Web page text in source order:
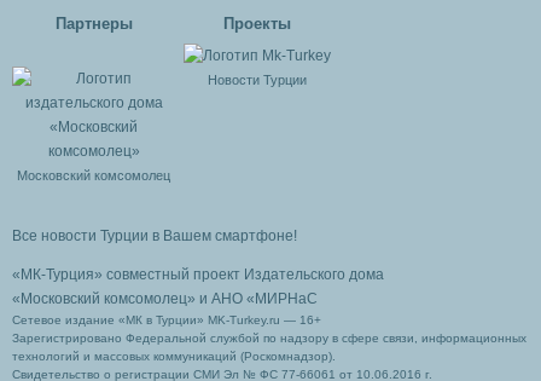
Партнеры
Московский комсомолец
Проекты
Новости Турции
Все новости Турции в Вашем смартфоне!
«МК-Турция» совместный проект Издательского дома
«Московский комсомолец» и АНО «МИРНаС
Сетевое издание «МК в Турции» MK-Turkey.ru — 16+
Зарегистрировано Федеральной службой по надзору в сфере связи, информационных
технологий и массовых коммуникаций (Роскомнадзор).
Свидетельство о регистрации СМИ Эл № ФС 77-66061 от 10.06.2016 г.